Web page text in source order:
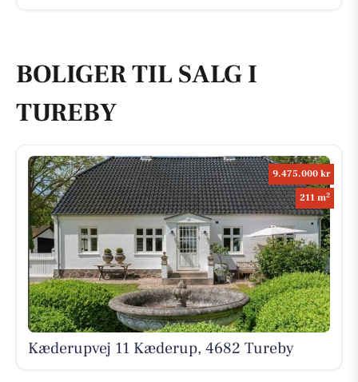
BOLIGER TIL SALG I
TUREBY
9.475.000 kr
211 m2
Kæderupvej 11 Kæderup, 4682 Tureby